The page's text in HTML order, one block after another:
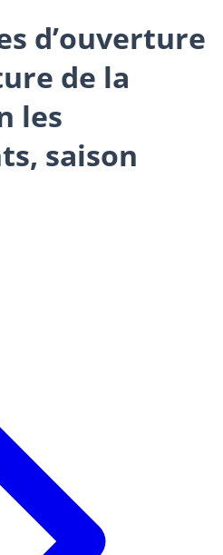
d’ouverture
de la
les
saison